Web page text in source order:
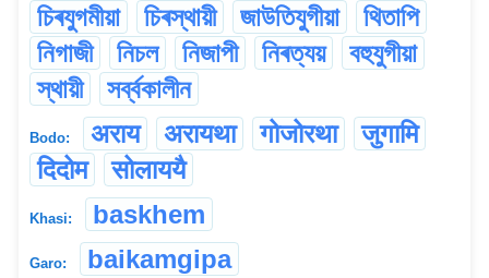
চিৰযুগমীয়া
চিৰস্থায়ী জাউতিযুগীয়া
থিতাপি
নিগাজী
নিচল নিজাপী নিৰত্যয়
বহুযুগীয়া
স্থায়ী
সৰ্ব্বকালীন
Bodo: अराय अरायथा गोजोरथा
जुगामि
दिदोम
सोलाययै
Khasi: baskhem
Garo:
baikamgipa